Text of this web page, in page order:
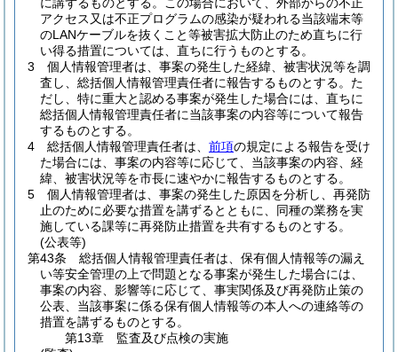
アクセス又は不正プログラムの感染が疑われる当該端末等
のLANケーブルを抜くこと等被害拡大防止のため直ちに行
い得る措置については、直ちに行うものとする。
3
個人情報管理者は、事案の発生した経緯、被害状況等を調
査し、総括個人情報管理責任者に報告するものとする。 た
だし、特に重大と認める事案が発生した場合には、直ちに
総括個人情報管理責任者に当該事案の内容等について報告
するものとする。
4
総括個人情報管理責任者は、 前項の規定による報告を受け
た場合には、事案の内容等に応じて、当該事案の内容、経
緯、被害状況等を市長に速やかに報告するものとする。
5
個人情報管理者は、事案の発生した原因を分析し、再発防
止のために必要な措置を講ずるとともに、同種の業務を実
施している課等に再発防止措置を共有するものとする。
(公表等)
第43条
総括個人情報管理責任者は、保有個人情報等の漏え
い等安全管理の上で問題となる事案が発生した場合には、
事案の内容、影響等に応じて、事実関係及び再発防止策の
公表、当該事案に係る保有個人情報等の本人への連絡等の
措置を講ずるものとする。
第13章
監査及び点検の実施